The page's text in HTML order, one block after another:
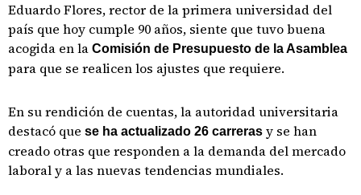
Eduardo Flores, rector de la primera universidad del
país que hoy cumple 90 años, siente que tuvo buena
acogida en la Comisión de Presupuesto de la Asamblea
para que se realicen los ajustes que requiere.
En su rendición de cuentas, la autoridad universitaria
destacó que se ha actualizado 26 carreras y se han
creado otras que responden a la demanda del mercado
laboral y a las nuevas tendencias mundiales.